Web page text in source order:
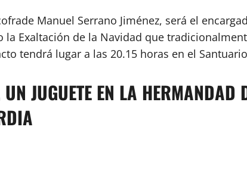
Manuel Serrano Jiménez, será el
la Exaltación de la Navidad que
tendrá lugar a las 20.15 horas en el
JUGUETE EN LA HERMANDAD